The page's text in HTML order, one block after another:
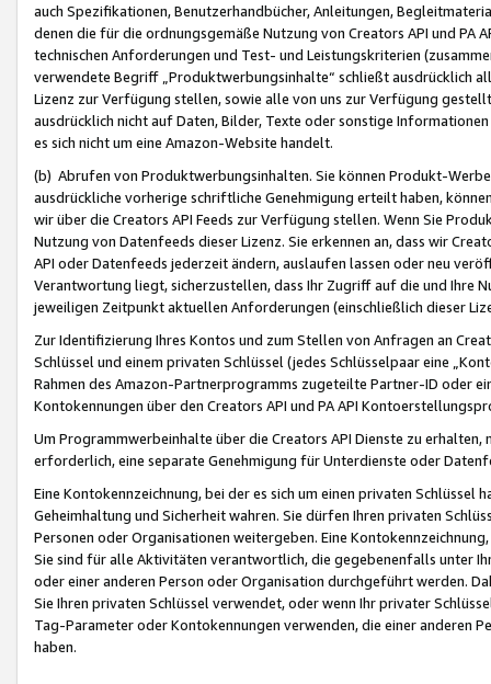
auch Spezifikationen, Benutzerhandbücher, Anleitungen,
denen die für die ordnungsgemäße Nutzung von Creators API und PA
technischen Anforderungen und Test- und Leistungskriterien
verwendete Begriff „Produktwerbungsinhalte“ schließt ausdrücklich
Lizenz zur Verfügung stellen, sowie alle von uns zur Verfügung
ausdrücklich nicht auf Daten, Bilder, Texte oder sonstige
es sich nicht um eine Amazon-Website handelt.
(b) Abrufen von Produktwerbungsinhalten. Sie können Produkt-
ausdrückliche vorherige schriftliche Genehmigung erteilt haben,
wir über die Creators API Feeds zur Verfügung stellen. Wenn Sie
Nutzung von Datenfeeds dieser Lizenz. Sie erkennen an, dass wir
API oder Datenfeeds jederzeit ändern, auslaufen lassen oder neu
Verantwortung liegt, sicherzustellen, dass Ihr Zugriff auf die und Ihre
jeweiligen Zeitpunkt aktuellen Anforderungen (einschließlich dieser
Zur Identifizierung Ihres Kontos und zum Stellen von Anfragen an
Schlüssel und einem privaten Schlüssel (jedes Schlüsselpaar eine
Rahmen des Amazon-Partnerprogramms zugeteilte Partner-ID oder
Kontokennungen über den Creators API und PA API
Um Programmwerbeinhalte über die Creators API Dienste zu
erforderlich, eine separate Genehmigung für Unterdienste oder
Eine Kontokennzeichnung, bei der es sich um einen privaten
Geheimhaltung und Sicherheit wahren. Sie dürfen Ihren privaten
Personen oder Organisationen weitergeben. Eine
Sie sind für alle Aktivitäten verantwortlich, die gegebenenfalls unter
oder einer anderen Person oder Organisation durchgeführt werden.
Sie Ihren privaten Schlüssel verwendet, oder wenn Ihr privater
Tag-Parameter oder Kontokennungen verwenden, die einer anderen
haben.